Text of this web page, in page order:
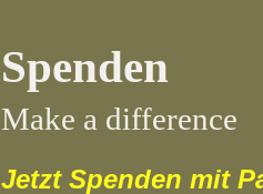
Spenden
Make a difference
Jetzt Spenden mit